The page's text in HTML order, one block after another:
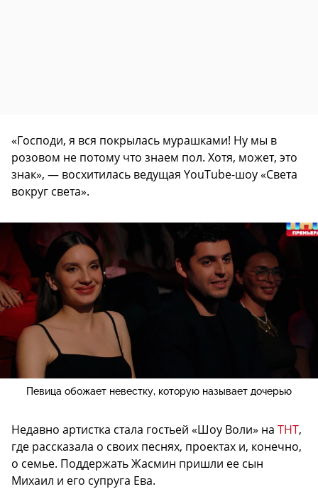
«Господи, я вся покрылась мурашками! Ну мы в
розовом не потому что знаем пол. Хотя, может, это
знак», — восхитилась ведущая YouTube-шоу «Света
вокруг света».
Певица обожает невестку, которую называет дочерью
Недавно артистка стала гостьей «Шоу Воли» на ТНТ,
где рассказала о своих песнях, проектах и, конечно,
о семье. Поддержать Жасмин пришли ее сын
Михаил и его супруга Ева.